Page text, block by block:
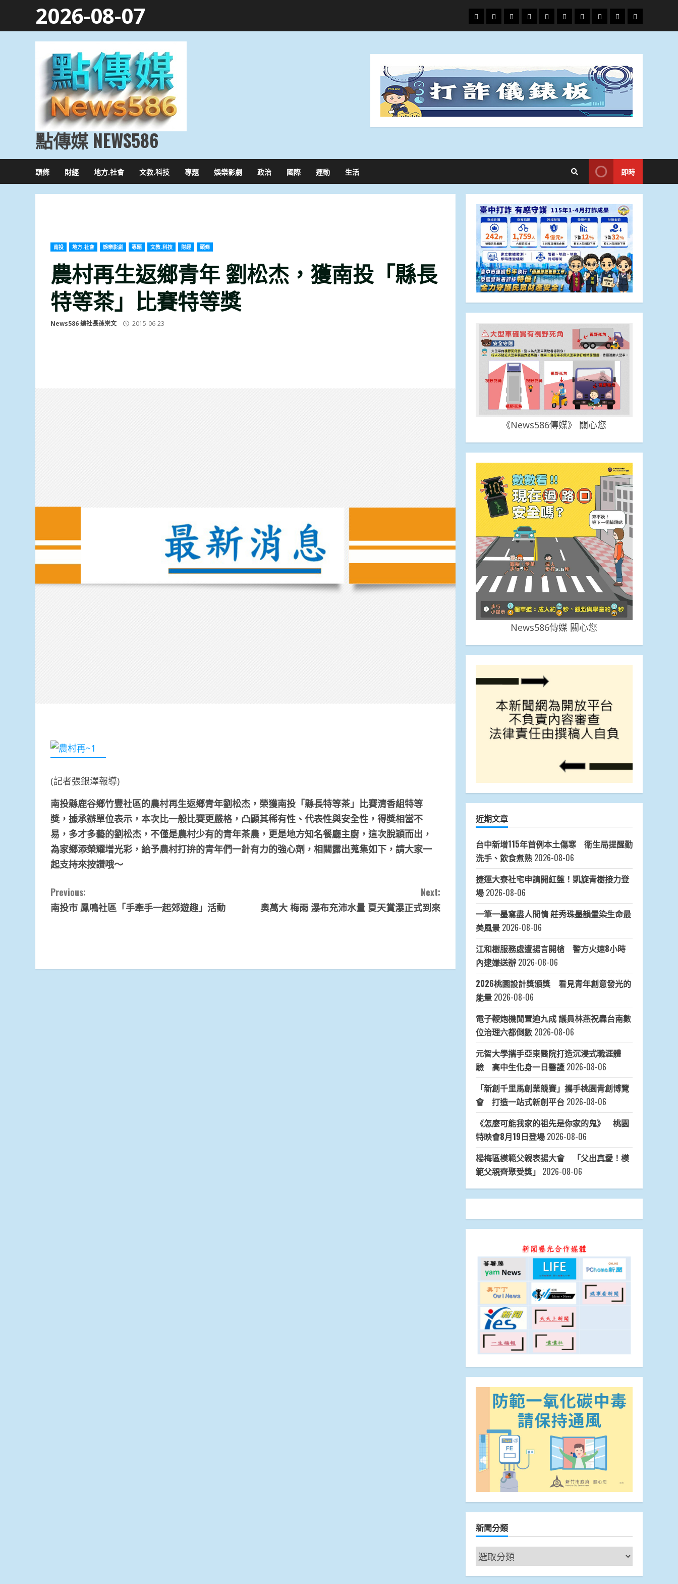
2026-08-07
頭
條
財
經
地
方.
文
教.
專
題
娛
樂
政
治
國
際
運
動
生
活
點傳媒 NEWS586
頭條 財經 地方.社會 文教.科技 專題 娛樂影劇 政治 國際 運動 生活 即時
南投 地方.社會 娛樂影劇 專題 文教.科技 財經 頭條
農村再生返鄉青年 劉松杰，獲南投「縣長
特等茶」比賽特等獎
News586 總社長孫崇文 2015-06-23
(記者張銀澤報導)
南投縣鹿谷鄉竹豐社區的農村再生返鄉青年劉松杰 ，榮獲南投「縣長特等茶」比賽清香組特等
獎 ，據承辦單位表示，本次比一般比賽更嚴格，凸顯其稀有性、代表性與安全性，得獎相當不
易，多才多藝的劉松杰，不僅是農村少有的青年茶農，更是地方知名餐廳主廚，這次脫穎而出，
為家鄉添榮耀增光彩，給予農村打拚的青年們一針有力的強心劑，相關露出蒐集如下，請大家一
起支持來按讚哦～
Continue
Reading
Previous:
南投市 鳳鳴社區「手牽手一起郊遊趣」活動
Next:
奧萬大 梅雨 瀑布充沛水量 夏天賞瀑正式到來
《News586傳媒》 關心您
News586傳媒 關心您
近期文章
台中新增115年首例本土傷寒 衛生局提醒勤
洗手、飲食煮熟 2026-08-06
捷運大寮社宅申請開紅盤！凱旋青樹接力登
場 2026-08-06
一筆一墨寫盡人間情 莊秀珠墨韻暈染生命最
美風景 2026-08-06
江和樹服務處遭揚言開槍 警方火速8小時
內逮嫌送辦 2026-08-06
2026桃園設計獎頒獎 看見青年創意發光的
能量 2026-08-06
電子鞭炮機閒置逾九成 議員林燕祝轟台南數
位治理六都倒數 2026-08-06
元智大學攜手亞東醫院打造沉浸式職涯體
驗 高中生化身一日醫護 2026-08-06
「新創千里馬創業競賽」攜手桃園青創博覽
會 打造一站式新創平台 2026-08-06
《怎麼可能我家的祖先是你家的鬼》 桃園
特映會8月19日登場 2026-08-06
楊梅區模範父親表揚大會 「父出真愛！模
範父親齊聚受獎」 2026-08-06
新聞分類
新
聞